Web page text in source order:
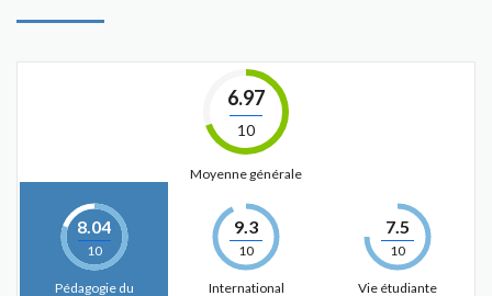
6.97
10
Moyenne générale
8.04
10
Pédagogie du
9.3
10
International
7.5
10
Vie étudiante